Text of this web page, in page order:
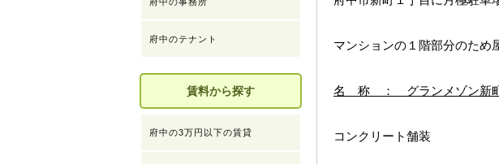
マンションの１階部分のため
名 称 ： グランメゾン新
コンクリート舗装
府中のテナント
賃料から探す
府中の3万円以下の賃貸